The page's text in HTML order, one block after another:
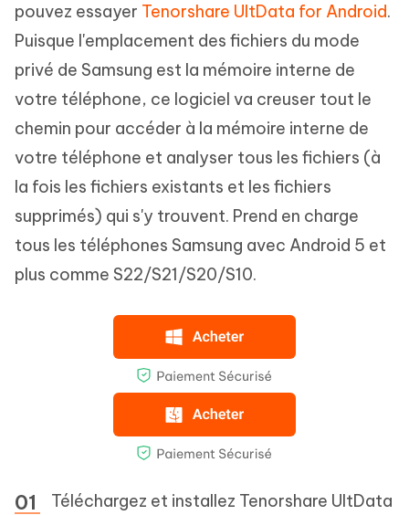
pouvez essayer Tenorshare UltData for Android.
Puisque l'emplacement des fichiers du mode
privé de Samsung est la mémoire interne de
votre téléphone, ce logiciel va creuser tout le
chemin pour accéder à la mémoire interne de
votre téléphone et analyser tous les fichiers (à
la fois les fichiers existants et les fichiers
supprimés) qui s'y trouvent. Prend en charge
tous les téléphones Samsung avec Android 5 et
plus comme S22/S21/S20/S10.
Téléchargez et installez Tenorshare UltData